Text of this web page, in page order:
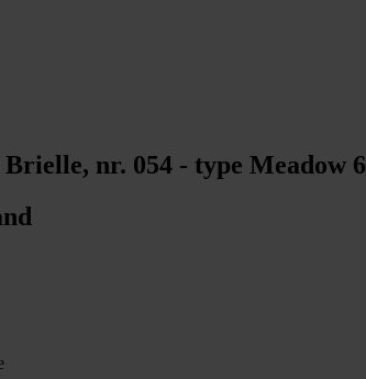
nr. 054 - type Meadow 6